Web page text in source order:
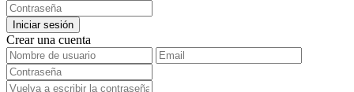
Iniciar sesión
Crear una cuenta